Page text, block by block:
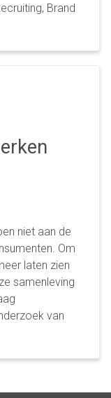
Brand
niet aan de
Om
laten zien
samenleving
van